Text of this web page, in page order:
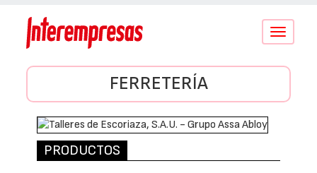
Conmutar
FERRETERÍA
PRODUCTOS